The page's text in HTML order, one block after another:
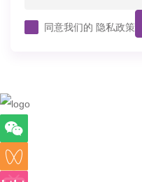
同意我们的 隐私政策